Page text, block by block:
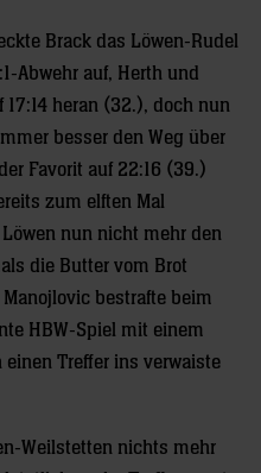
Brack das Löwen-Rudel
Abwehr auf, Herth und
17:14 heran (32.), doch nun
besser den Weg über
Favorit auf 22:16 (39.)
zum elften Mal
nun nicht mehr den
die Butter vom Brot
bestrafte beim
HBW-Spiel mit einem
Treffer ins verwaiste
Weilstetten nichts mehr